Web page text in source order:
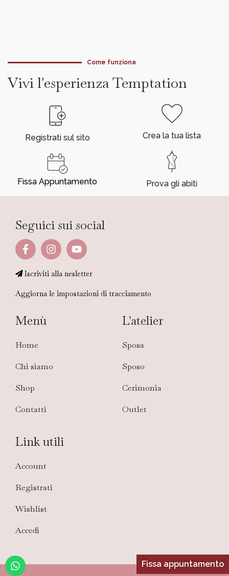
Come funziona
Vivi l'esperienza Temptation
Registrati sul sito
Fissa Appuntamento
Crea la tua lista
Prova gli abiti
Fissa appuntamento
Seguici sui social
Iscriviti alla nesletter
Aggiorna le impostazioni di tracciamento
Menù
Home
Chi siamo
Shop
Contatti
L'atelier
Sposa
Sposo
Cerimonia
Outlet
Link utili
Account
Registrati
Wishlist
Accedi